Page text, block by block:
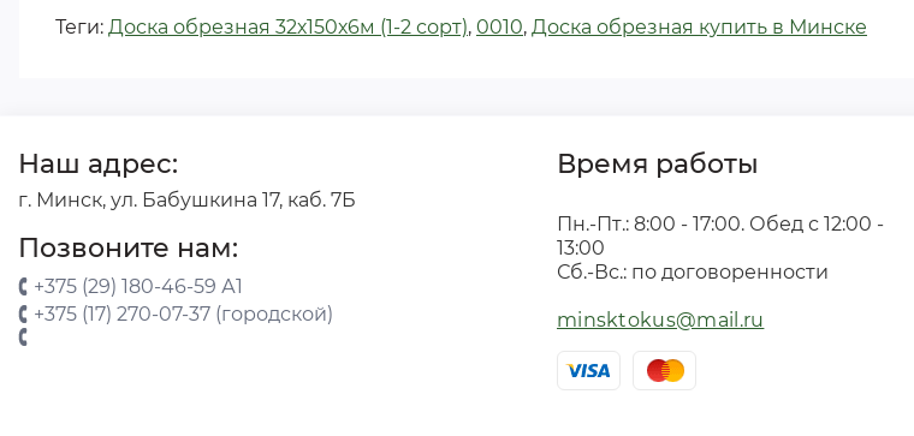
Теги: Доска обрезная 32х150х6м (1-2 сорт), 0010, Доска обрезная купить в Минске
Наш адрес:
г. Минск, ул. Бабушкина 17, каб. 7Б
Позвоните нам:
+375 (29) 180-46-59 А1
+375 (17) 270-07-37 (городской)
Время работы
Пн.-Пт.: 8:00 - 17:00. Обед с 12:00 -
13:00
Сб.-Вс.: по договоренности
minsktokus@mail.ru